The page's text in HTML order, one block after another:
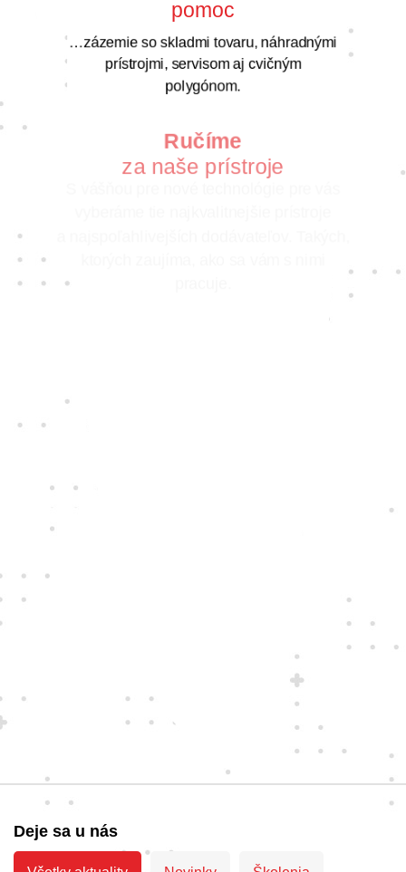
pomoc
…zázemie so skladmi tovaru, náhradnými
prístrojmi, servisom aj cvičným
polygónom.
Ručíme
za naše prístroje
Deje sa u nás